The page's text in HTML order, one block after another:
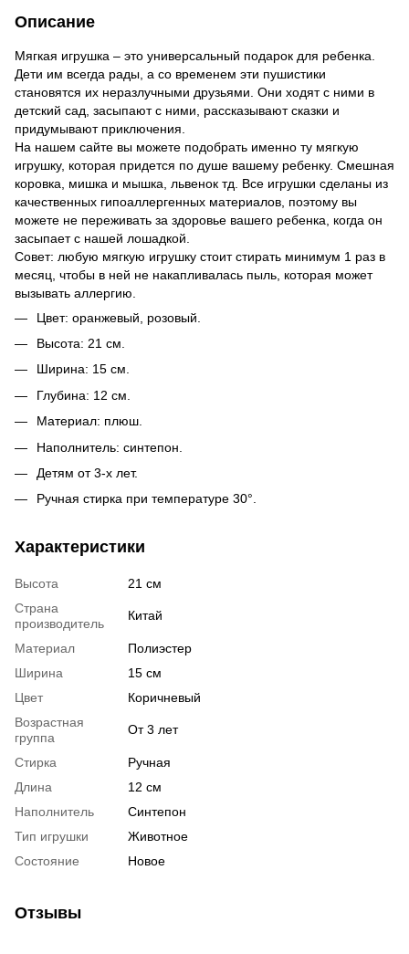
Описание
Мягкая игрушка – это универсальный подарок для ребенка.
Дети им всегда рады, а со временем эти пушистики
становятся их неразлучными друзьями. Они ходят с ними в
детский сад, засыпают с ними, рассказывают сказки и
придумывают приключения.
На нашем сайте вы можете подобрать именно ту мягкую
игрушку, которая придется по душе вашему ребенку. Смешная
коровка, мишка и мышка, львенок тд. Все игрушки сделаны из
качественных гипоаллергенных материалов, поэтому вы
можете не переживать за здоровье вашего ребенка, когда он
засыпает с нашей лошадкой.
Совет: любую мягкую игрушку стоит стирать минимум 1 раз в
месяц, чтобы в ней не накапливалась пыль, которая может
вызывать аллергию.
Цвет: оранжевый, розовый.
Высота: 21 см.
Ширина: 15 см.
Глубина: 12 см.
Материал: плюш.
Наполнитель: синтепон.
Детям от 3-х лет.
Ручная стирка при температуре 30°.
Характеристики
Высота
21 см
Страна
производитель
Китай
Материал
Полиэстер
Ширина
15 см
Цвет
Коричневый
Возрастная
группа
От 3 лет
Стирка
Ручная
Длина
12 см
Наполнитель
Синтепон
Тип игрушки
Животное
Состояние
Новое
Отзывы